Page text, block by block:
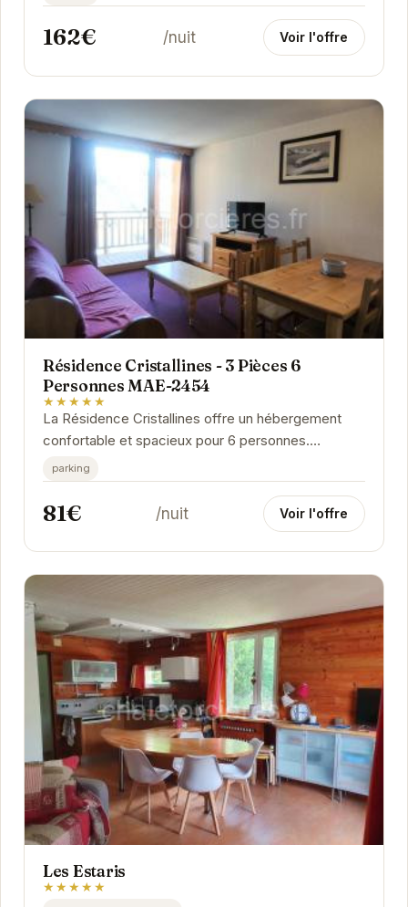
162€ /nuit Voir l'offre
Résidence Cristallines - 3 Pièces 6
Personnes MAE-2454
★★★★★
La Résidence Cristallines offre un hébergement
confortable et spacieux pour 6 personnes.
Idéalement située à Orcières-Merlette, elle permet
un...
parking
81€ /nuit Voir l'offre
Les Estaris
★★★★★